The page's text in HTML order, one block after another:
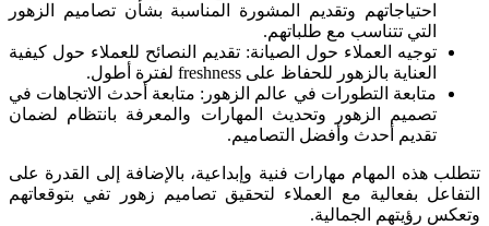
احتياجاتهم وتقديم المشورة المناسبة بشأن تصاميم الزهور
التي تتناسب مع طلباتهم.
توجيه العملاء حول الصيانة: تقديم النصائح للعملاء حول كيفية
العناية بالزهور للحفاظ على freshness لفترة أطول.
متابعة التطورات في عالم الزهور: متابعة أحدث الاتجاهات في
تصميم الزهور وتحديث المهارات والمعرفة بانتظام لضمان
تقديم أحدث وأفضل التصاميم.
تتطلب هذه المهام مهارات فنية وإبداعية، بالإضافة إلى القدرة على
التفاعل بفعالية مع العملاء لتحقيق تصاميم زهور تفي بتوقعاتهم
وتعكس رؤيتهم الجمالية.